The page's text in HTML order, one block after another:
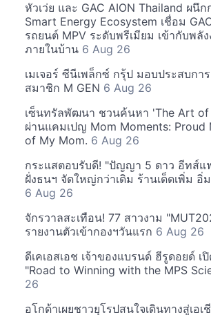
หัวเว่ย และ GAC AION Thailand ผนึ
Smart Energy Ecosystem เชื่อม
รถยนต์ MPV ระดับพรีเมียม เข้ากับพลั
ภายในบ้าน 6 Aug 26
เมเจอร์ ซีนีเพล็กซ์ กรุ้ป มอบประสบก
สมาชิก M GEN 6 Aug 26
เซ็นทรัลพัฒนา ชวนค้นหา 'The Art of
ผ่านแคมเปญ Mom Moments: Proud
of My Mom. 6 Aug 26
กระแสตอบรับดี! "ปัญญา 5 ดาว อีทส์แ
ฝั่งธนฯ จัดใหญ่กว่าเดิม ร้านเด็ดเพิ่ม อิ่
6 Aug 26
จักรวาลสะเทือน! 77 สาวงาม
รายงานตัวเข้ากองฯวันแรก 6 Aug 26
ดีเคเอสเอช เจ้าของแบรนด์ ฮีรูดอยด์ เ
"Road to Winning with the MPS
26
อโกด้าเผยชาวยุโรปสนใจเดินทางสู่เอ